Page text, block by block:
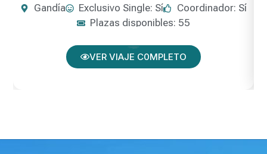
Gandía
Exclusivo Single: Sí
Coordinador: Sí
Plazas disponibles: 55
VER VIAJE C0MPLETO